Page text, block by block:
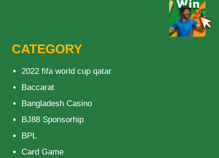
CATEGORY
2022 fifa world cup qatar
Baccarat
Bangladesh Casino
BJ88 Sponsorhip
BPL
Card Game